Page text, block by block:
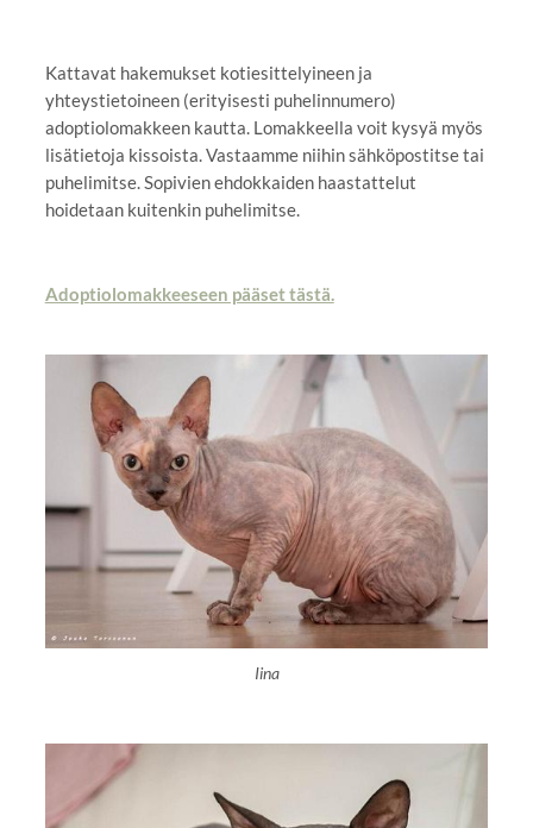
Kattavat hakemukset kotiesittelyineen ja
yhteystietoineen (erityisesti puhelinnumero)
adoptiolomakkeen kautta. Lomakkeella voit kysyä myös
lisätietoja kissoista. Vastaamme niihin sähköpostitse tai
puhelimitse. Sopivien ehdokkaiden haastattelut
hoidetaan kuitenkin puhelimitse.
Adoptiolomakkeeseen pääset tästä.
Iina